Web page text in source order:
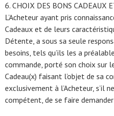
6. CHOIX DES BONS CADEAUX
L’Acheteur ayant pris
Cadeaux et de leurs
Détente, a sous sa seule
besoins, tels qu’ils les a
commande, porté son choix sur
Cadeau(x) faisant l’objet de sa
exclusivement à l’Acheteur, s’il
compétent, de se faire